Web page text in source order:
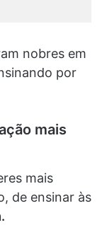
nobres em
por
mais
mais
de ensinar às